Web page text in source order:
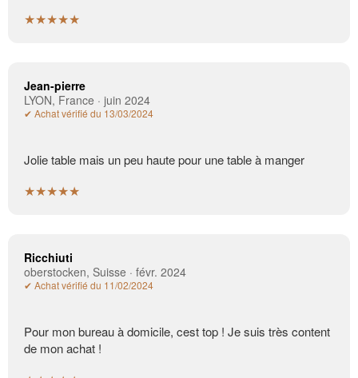
★★★★★
Jean-pierre
LYON, France · juin 2024
✔ Achat vérifié du 13/03/2024
Jolie table mais un peu haute pour une table à manger
★★★★★
Ricchiuti
oberstocken, Suisse · févr. 2024
✔ Achat vérifié du 11/02/2024
Pour mon bureau à domicile, cest top ! Je suis très content
de mon achat !